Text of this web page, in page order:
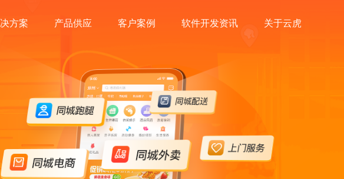
方案 产品供应 客户案例 软件开发资讯 关于云虎